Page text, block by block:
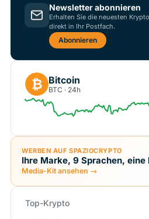
Newsletter abonnieren
Erhalten Sie die neuesten
direkt in Ihr Postfach.
Abonnieren
₿ Bitcoin
BTC · 24h
WERBEN AUF SPAZIOCRYPTO
Ihre Marke, 9 Sprachen,
Media-Kit ansehen →
Top-Krypto